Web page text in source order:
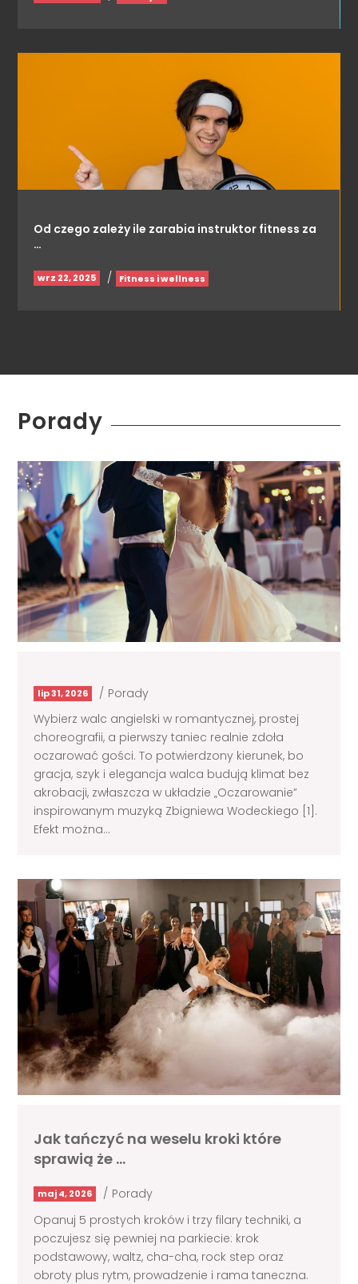
Od czego zależy ile zarabia instruktor fitness za
…
wrz 22, 2025 / Fitness i wellness
Porady
lip 31, 2026 / Porady
Wybierz walc angielski w romantycznej, prostej
choreografii, a pierwszy taniec realnie zdoła
oczarować gości. To potwierdzony kierunek, bo
gracja, szyk i elegancja walca budują klimat bez
akrobacji, zwłaszcza w układzie „Oczarowanie”
inspirowanym muzyką Zbigniewa Wodeckiego [1].
Efekt można...
Jak tańczyć na weselu kroki które
sprawią że …
maj 4, 2026 / Porady
Opanuj 5 prostych kroków i trzy filary techniki, a
poczujesz się pewniej na parkiecie: krok
podstawowy, waltz, cha-cha, rock step oraz
obroty plus rytm, prowadzenie i rama taneczna.